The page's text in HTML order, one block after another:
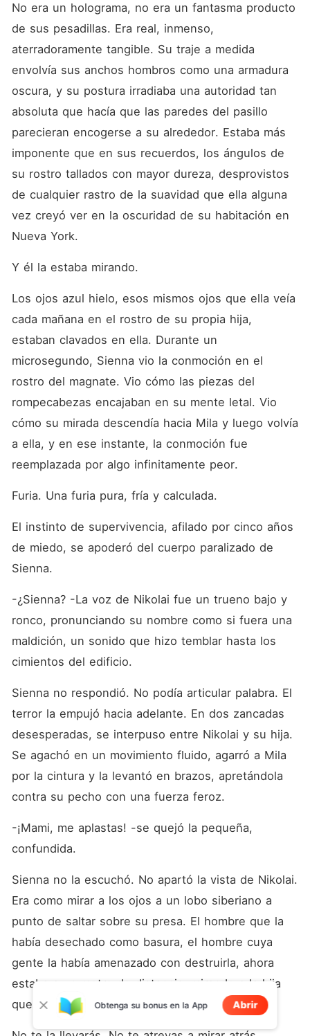
No era un holograma, no era un fantasma producto
de sus pesadillas. Era real, inmenso,
aterradoramente tangible. Su traje a medida
envolvía sus anchos hombros como una armadura
oscura, y su postura irradiaba una autoridad tan
absoluta que hacía que las paredes del pasillo
parecieran encogerse a su alrededor. Estaba más
imponente que en sus recuerdos, los ángulos de
su rostro tallados con mayor dureza, desprovistos
de cualquier rastro de la suavidad que ella alguna
vez creyó ver en la oscuridad de su habitación en
Nueva York.
Y él la estaba mirando.
Los ojos azul hielo, esos mismos ojos que ella veía
cada mañana en el rostro de su propia hija,
estaban clavados en ella. Durante un
microsegundo, Sienna vio la conmoción en el
rostro del magnate. Vio cómo las piezas del
rompecabezas encajaban en su mente letal. Vio
cómo su mirada descendía hacia Mila y luego volvía
a ella, y en ese instante, la conmoción fue
reemplazada por algo infinitamente peor.
Furia. Una furia pura, fría y calculada.
El instinto de supervivencia, afilado por cinco años
de miedo, se apoderó del cuerpo paralizado de
Sienna.
-¿Sienna? -La voz de Nikolai fue un trueno bajo y
ronco, pronunciando su nombre como si fuera una
maldición, un sonido que hizo temblar hasta los
cimientos del edificio.
Sienna no respondió. No podía articular palabra. El
terror la empujó hacia adelante. En dos zancadas
desesperadas, se interpuso entre Nikolai y su hija.
Se agachó en un movimiento fluido, agarró a Mila
por la cintura y la levantó en brazos, apretándola
contra su pecho con una fuerza feroz.
-¡Mami, me aplastas! -se quejó la pequeña,
confundida.
Sienna no la escuchó. No apartó la vista de Nikolai.
Era como mirar a los ojos a un lobo siberiano a
punto de saltar sobre su presa. El hombre que la
había desechado como basura, el hombre cuya
gente la había amenazado con destruirla, ahora
estaba a un metro de distancia, mirando a la hija
que le habían prohibido confesar.
Obtenga su bonus en la App Abrir